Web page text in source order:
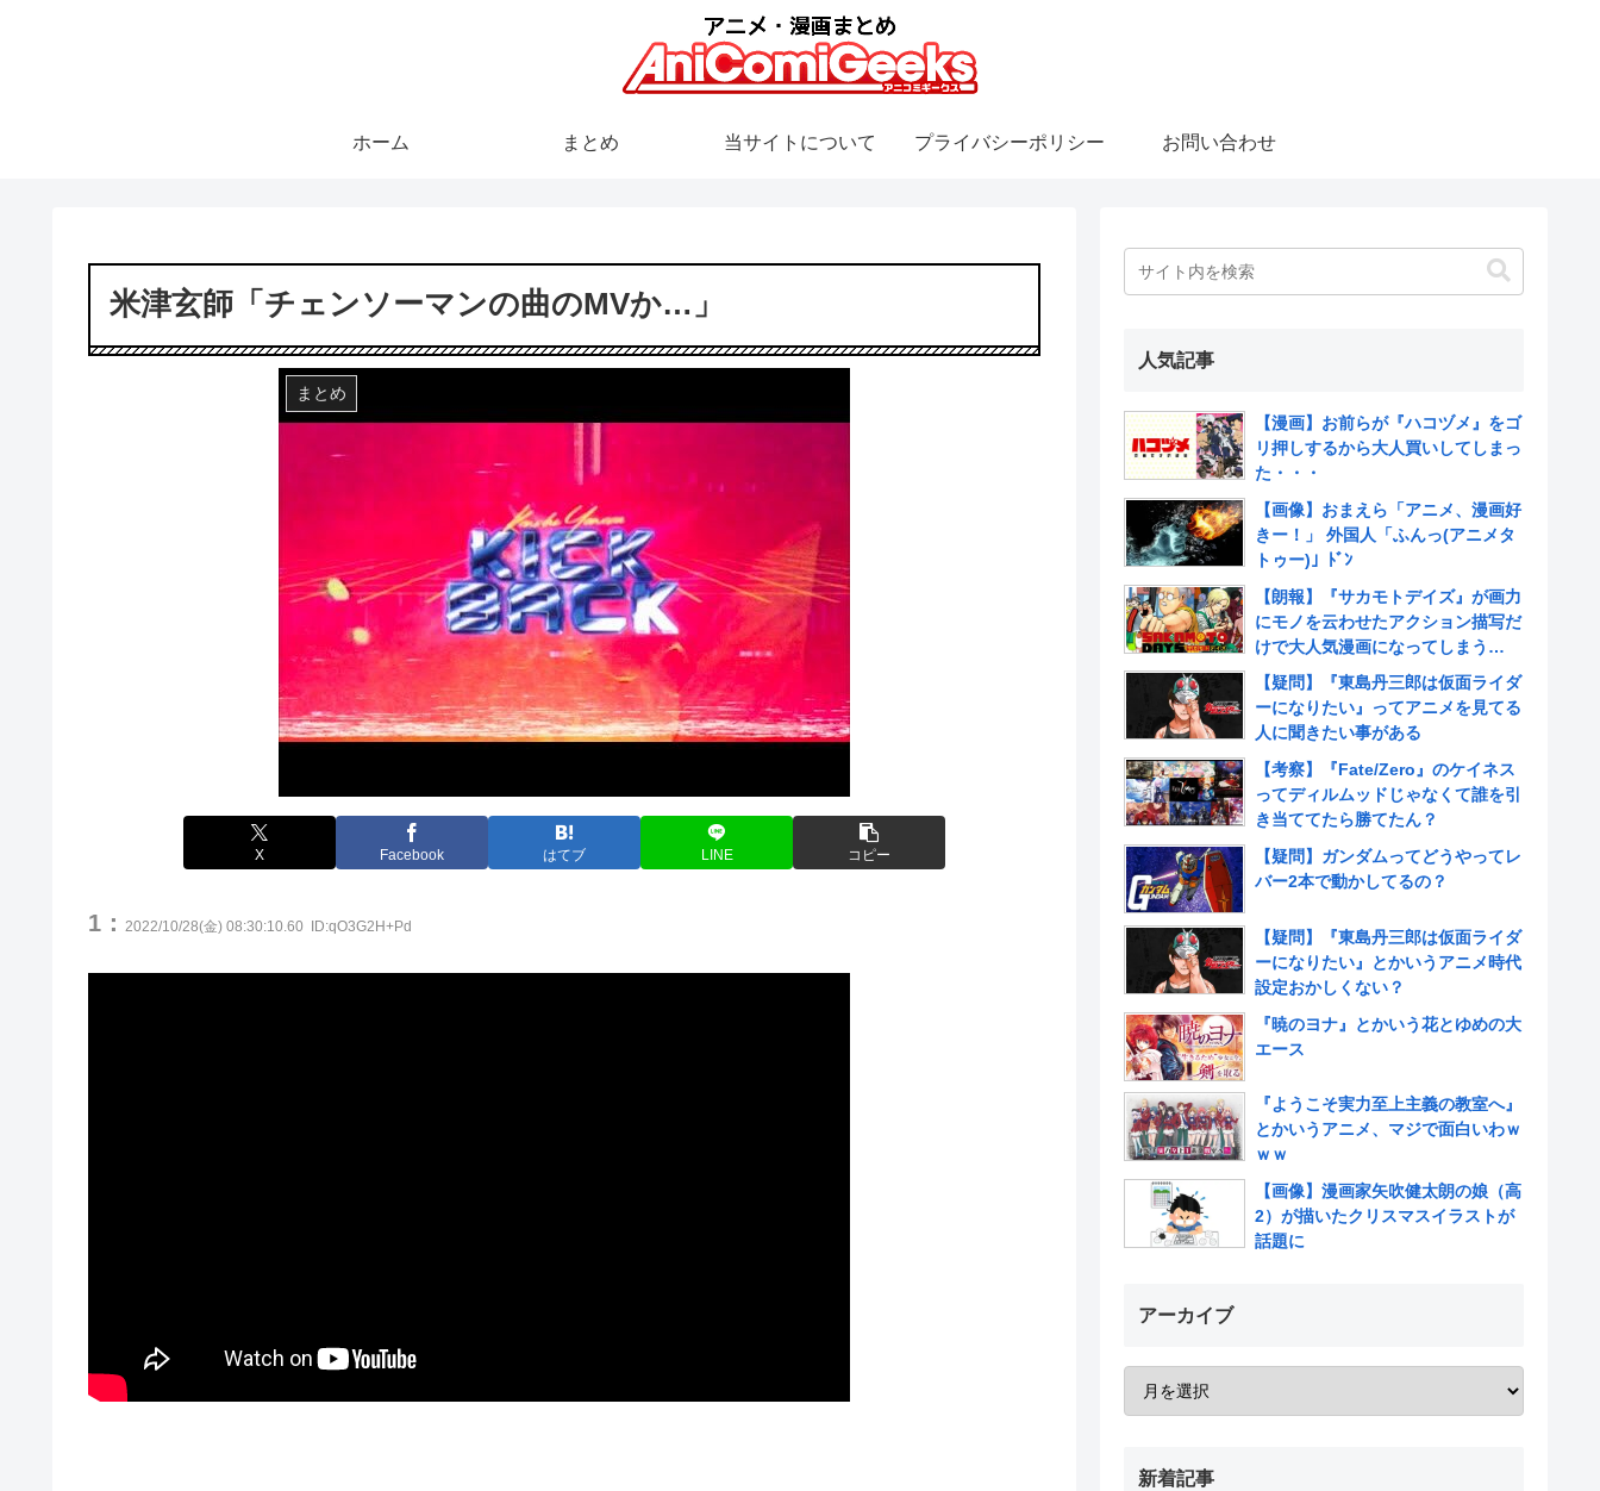
ホーム まとめ 当サイトについて プライバシーポリシー お問い合わせ
米津玄師「チェンソーマンの曲のMVか…」
まとめ
X Facebook はてブ LINE コピー
1： 2022/10/28(金) 08:30:10.60 ID:qO3G2H+Pd
人気記事
【漫画】お前らが『ハコヅメ』をゴ
リ押しするから大人買いしてしまっ
た・・・
【画像】おまえら「アニメ、漫画好
きー！」 外国人「ふんっ(アニメタ
トゥー)」ﾄﾞﾝ
【朗報】『サカモトデイズ』が画力
にモノを云わせたアクション描写だ
けで大人気漫画になってしまう
www
【疑問】『東島丹三郎は仮面ライダ
ーになりたい』ってアニメを見てる
人に聞きたい事がある
【考察】『Fate/Zero』のケイネス
ってディルムッドじゃなくて誰を引
き当ててたら勝てたん？
【疑問】ガンダムってどうやってレ
バー2本で動かしてるの？
【疑問】『東島丹三郎は仮面ライダ
ーになりたい』とかいうアニメ時代
設定おかしくない？
『暁のヨナ』とかいう花とゆめの大
エース
『ようこそ実力至上主義の教室へ』
とかいうアニメ、マジで面白いわｗ
ｗｗ
【画像】漫画家矢吹健太朗の娘（高
2）が描いたクリスマスイラストが
話題に
アーカイブ
新着記事